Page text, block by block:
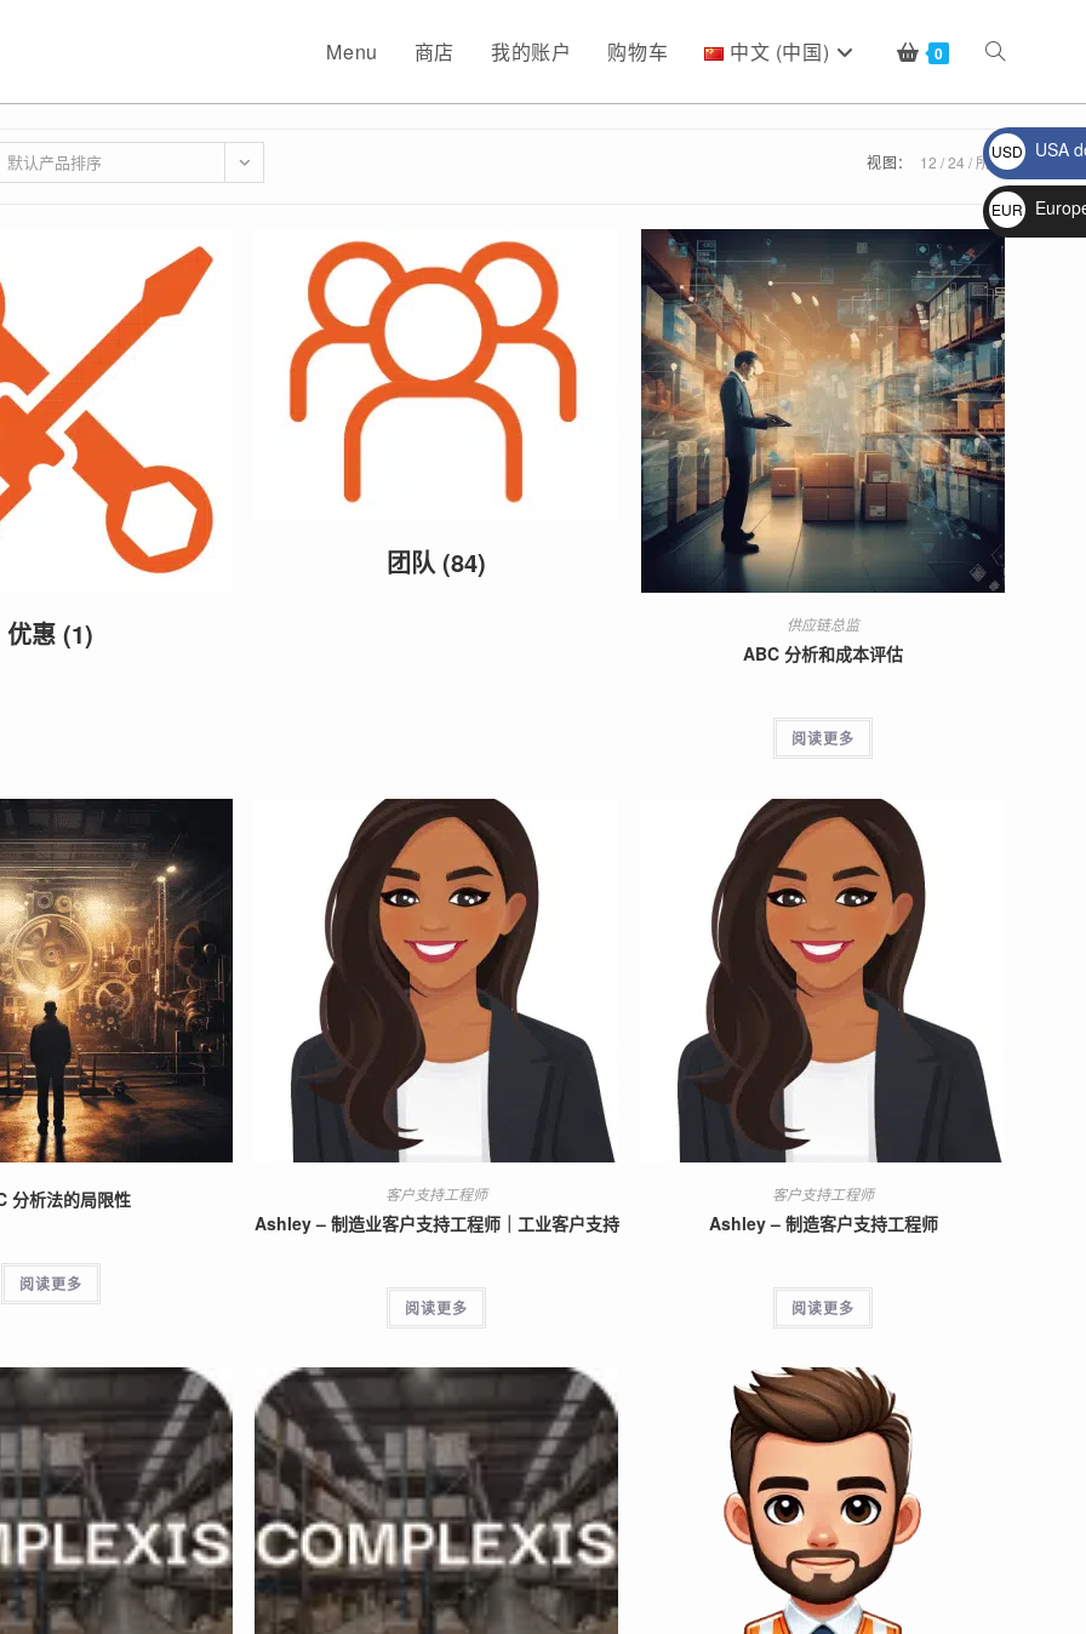
Menu 商店 我的账户 购物车 中文 (中国) 0 Toggle
website
search
默认产品排序 视图： 12 24 所有
优惠(1)
团队(84)
供应链总监
ABC 分析和成本评估
阅读更多
分析法的局限性
阅读更多
客户支持工程师
Ashley – 制造业客户支持工程师｜工业客户支持
阅读更多
客户支持工程师
Ashley – 制造客户支持工程师
阅读更多
USD
$
USA
EUR
€